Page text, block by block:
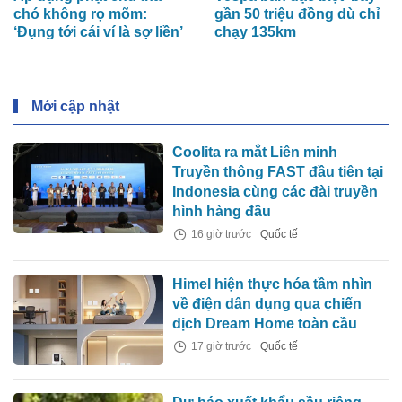
chó không rọ mõm:
‘Đụng tới cái ví là sợ liền’
gần 50 triệu đồng dù chỉ
chạy 135km
Mới cập nhật
Coolita ra mắt Liên minh
Truyền thông FAST đầu tiên tại
Indonesia cùng các đài truyền
hình hàng đầu
16 giờ trước Quốc tế
Himel hiện thực hóa tầm nhìn
về điện dân dụng qua chiến
dịch Dream Home toàn cầu
17 giờ trước Quốc tế